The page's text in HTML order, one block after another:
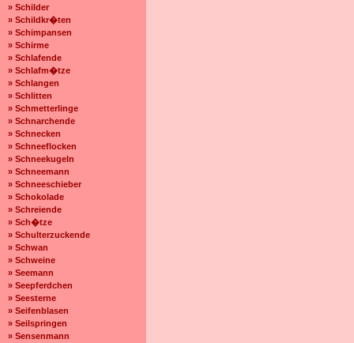
» Schilder
» Schildkr�ten
» Schimpansen
» Schirme
» Schlafende
» Schlafm�tze
» Schlangen
» Schlitten
» Schmetterlinge
» Schnarchende
» Schnecken
» Schneeflocken
» Schneekugeln
» Schneemann
» Schneeschieber
» Schokolade
» Schreiende
» Sch�tze
» Schulterzuckende
» Schwan
» Schweine
» Seemann
» Seepferdchen
» Seesterne
» Seifenblasen
» Seilspringen
» Sensenmann